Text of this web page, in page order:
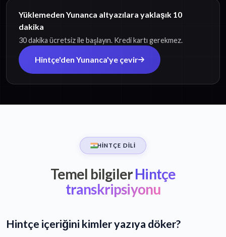
Yüklemeden Yunanca altyazılara yaklaşık 10
dakika
30 dakika ücretsiz ile başlayın. Kredi kartı gerekmez.
Hintçe'den Yunanca'ye çevir
HINTÇE DILI
Temel bilgilerHintçe
transkripsiyonu
Hintçe içeriğini kimler yazıya döker?